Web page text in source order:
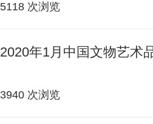
5118 次浏览
2020年1月中国文物艺术
3940 次浏览